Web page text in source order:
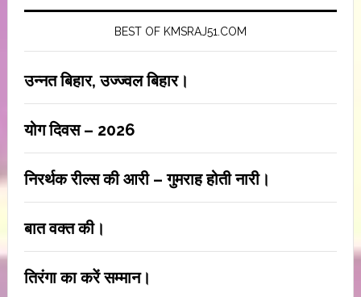
BEST OF KMSRAJ51.COM
उन्नत बिहार, उज्ज्वल बिहार।
योग दिवस – 2026
निरर्थक रील्स की आरी – गुमराह होती नारी।
बात वक्त की।
तिरंगा का करें सम्मान।